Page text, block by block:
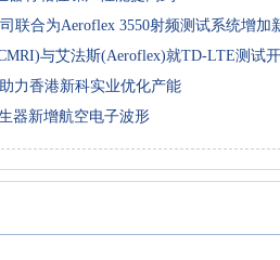
联合为Aeroflex 3550射频测试系统增加
与艾法斯(Aeroflex)就TD-LTE测试
力香港新科实业优化产能
器新增航空电子波形